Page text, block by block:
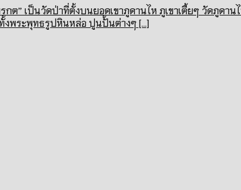
” เป็นวัดป่าที่ตั้งบนยอดเขาภูดานไห ภูเขาเตี้ยๆ วัดภูดา
งพระพุทธรูปหินหล่อ ปูนปั้นต่างๆ [...]